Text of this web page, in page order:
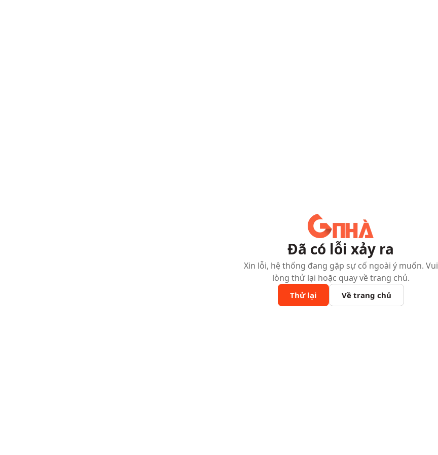
Đã có lỗi xảy ra
Xin lỗi, hệ thống đang gặp sự cố ngoài ý muốn. Vui
lòng thử lại hoặc quay về trang chủ.
Thử lại Về trang chủ